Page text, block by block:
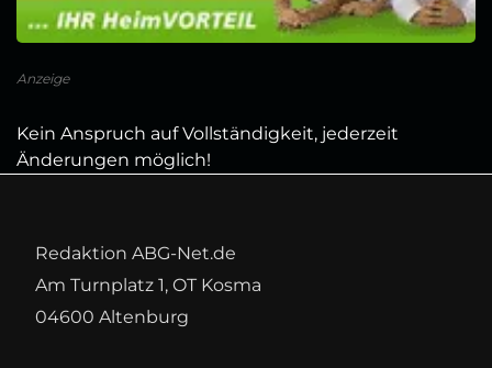
Anzeige
Kein Anspruch auf Vollständigkeit, jederzeit
Änderungen möglich!
Redaktion ABG-Net.de
Am Turnplatz 1, OT Kosma
04600 Altenburg